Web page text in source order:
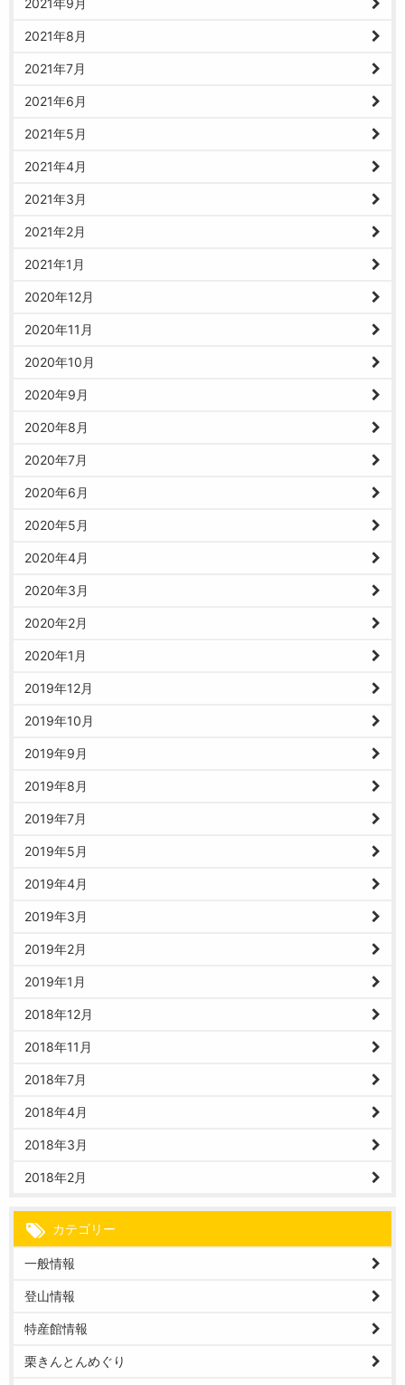
2021年9月
2021年8月
2021年7月
2021年6月
2021年5月
2021年4月
2021年3月
2021年2月
2021年1月
2020年12月
2020年11月
2020年10月
2020年9月
2020年8月
2020年7月
2020年6月
2020年5月
2020年4月
2020年3月
2020年2月
2020年1月
2019年12月
2019年10月
2019年9月
2019年8月
2019年7月
2019年5月
2019年4月
2019年3月
2019年2月
2019年1月
2018年12月
2018年11月
2018年7月
2018年4月
2018年3月
2018年2月
カテゴリー
一般情報
登山情報
特産館情報
栗きんとんめぐり